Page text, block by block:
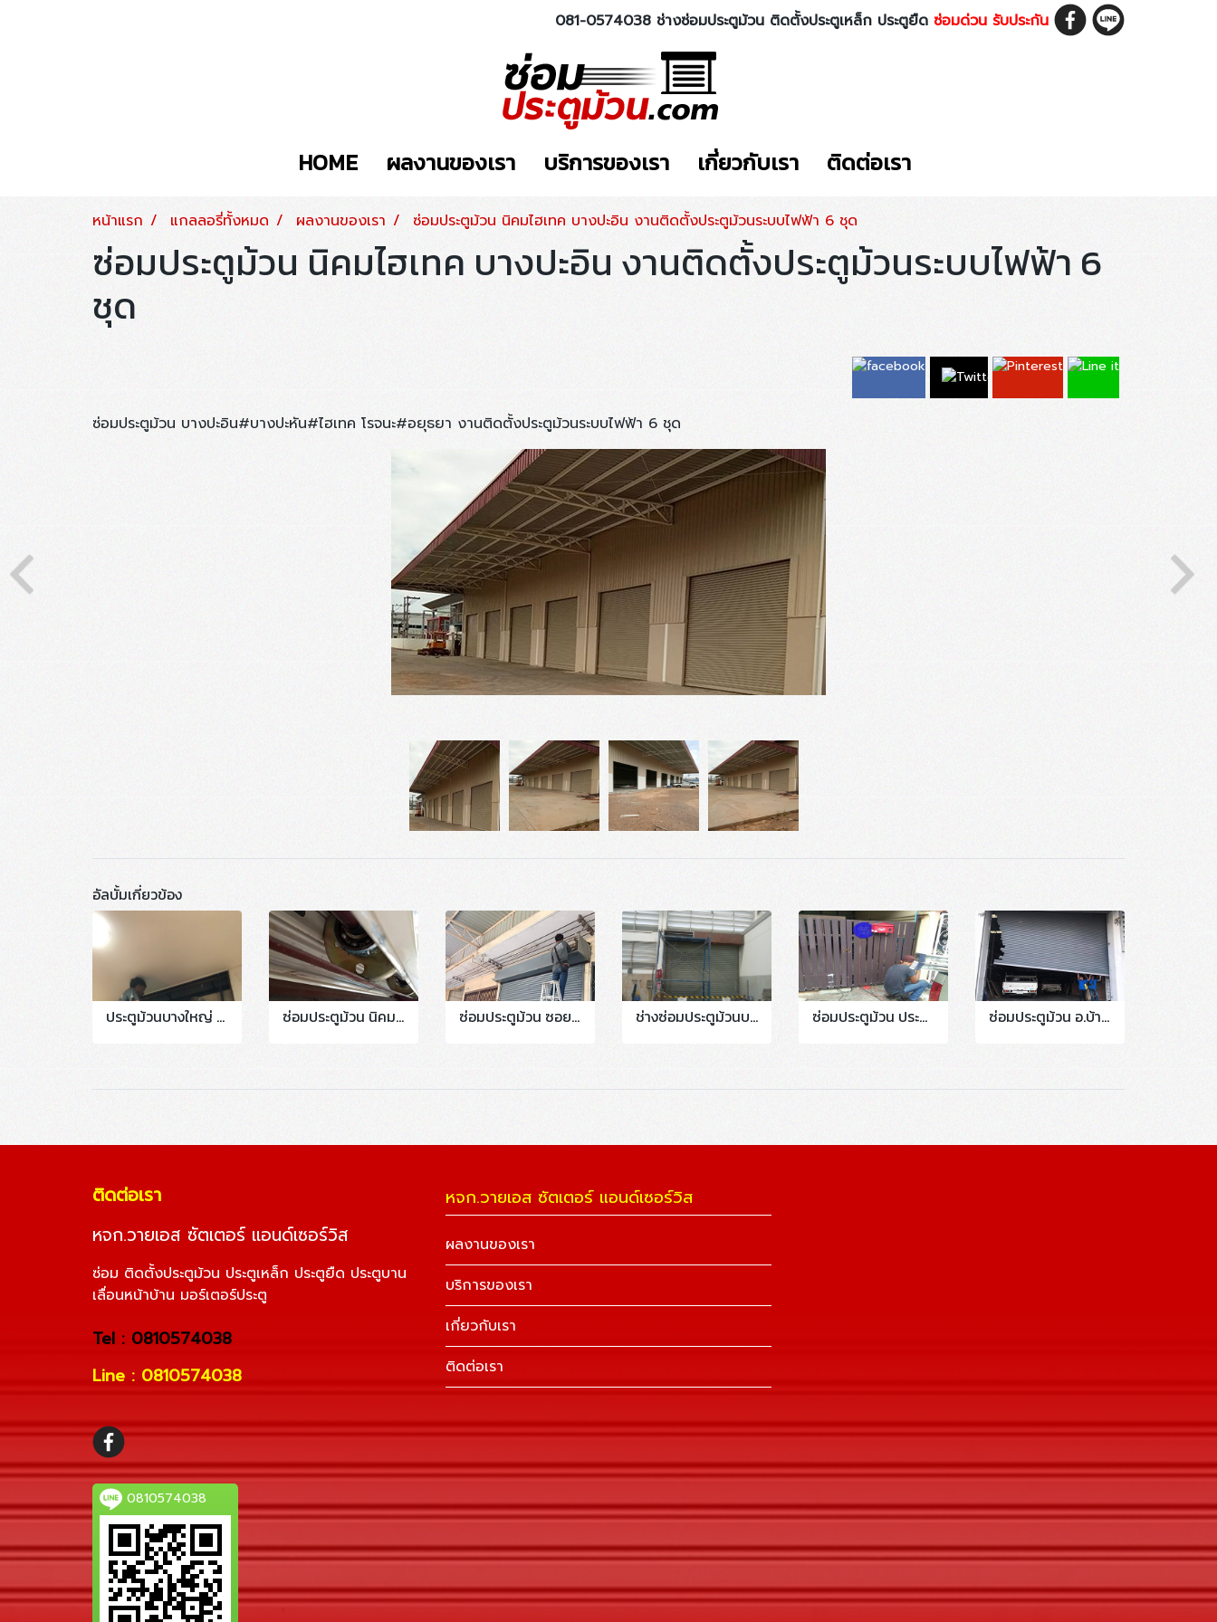
081-0574038 ช่างซ่อมประตูม้วน ติดตั้งประตูเหล็ก ประตูยืด ซ่อมด่วน รับประกัน
HOME ผลงานของเรา บริการของเรา เกี่ยวกับเรา ติดต่อเรา
หน้าแรก แกลลอรี่ทั้งหมด ผลงานของเรา ซ่อมประตูม้วน นิคมไฮเทค บางปะอิน งานติดตั้งประตูม้วนระบบไฟฟ้า 6 ชุด
ซ่อมประตูม้วน นิคมไฮเทค บางปะอิน งานติดตั้งประตูม้วนระบบไฟฟ้า 6
ชุด
ซ่อมประตูม้วน บางปะอิน#บางปะหัน#ไฮเทค โรจนะ#อยุธยา งานติดตั้งประตูม้วนระบบไฟฟ้า 6 ชุด
อัลบั้มเกี่ยวข้อง
ประตูม้วนบางใหญ่ #บางบัวทอง #ลาดปลาดุก #กันตนา #มาลัยแมน T.081-0574038 ซ่อมประตูม้วน นิคมอมตะนคร..ชลบุรี งานซ่อมเปลี่ยนชุดลูกปืนเพลาพร้อมปรับแต่งบาน ซ่อมประตูม้วน ซอยเอกชัย 80 งานเปลี่ยนกล่องรับสัญญาณรีโมร์ทพร้อมลูกรีโมร์ท 2ชุด ช่างซ่อมประตูม้วนบางปะกง ฉะเชิงเทรา #บางสมัคร #บางวัว #บางบ่อ #บางแสน ซ่อมประตูม้วน ประตูบานเลื่อนหน้าบาน บางนา งานเปลี่ยนวู๊ดประตูบานเลื่อนหน้าบ้าน ซ่อมประตูม้วน อ.บ้านบึง จ.ชลบุรี งานซ่อมปรับแต่งบานประตูหลุดราง
ติดต่อเรา
หจก.วายเอส ซัตเตอร์ แอนด์เซอร์วิส
ซ่อม ติดตั้งประตูม้วน ประตูเหล็ก ประตูยืด ประตูบาน
เลื่อนหน้าบ้าน มอร์เตอร์ประตู
Tel : 0810574038
Line : 0810574038
0810574038
หจก.วายเอส ซัตเตอร์ แอนด์เซอร์วิส
ผลงานของเรา
บริการของเรา
เกี่ยวกับเรา
ติดต่อเรา